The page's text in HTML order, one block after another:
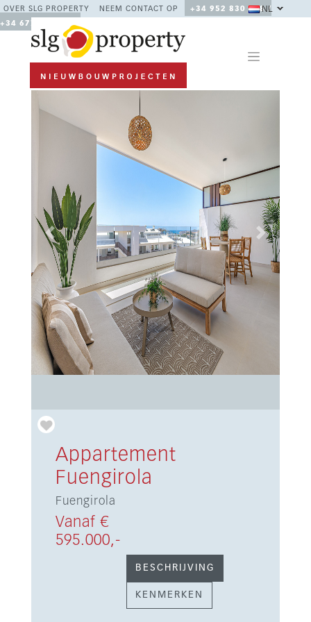
OVER SLG PROPERTY NEEM CONTACT OP
+34 952 830 378 /
+34 677 670 480
NL
Previous Next
Appartement
Fuengirola
Fuengirola
Vanaf €
595.000,-
BESCHRIJVING
KENMERKEN